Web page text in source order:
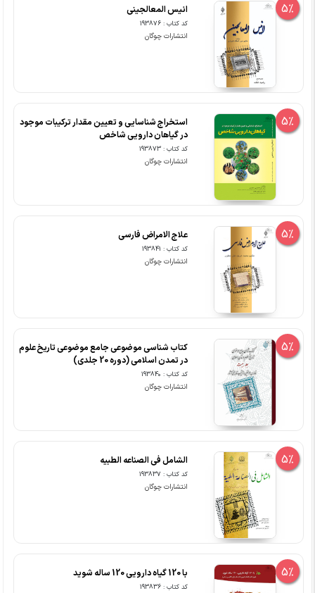
5% انیس المعالجینی
کد کتاب : 193876
انتشارات چوگان
5%
استخراج شناسایی و تعیین مقدار ترکیبات موجود
در گیاهان دارویی شاخص
کد کتاب : 193873
انتشارات چوگان
5% علاج الامراض فارسی
کد کتاب : 193841
انتشارات چوگان
5%
کتاب شناسی موضوعی جامع موضوعی تاریخ علوم
در تمدن اسلامی (دوره 20 جلدی)
کد کتاب : 193840
انتشارات چوگان
5% الشامل فی الصناعه الطبیه
کد کتاب : 193837
انتشارات چوگان
5% با 120 گیاه دارویی 120 ساله شوید
کد کتاب : 193836